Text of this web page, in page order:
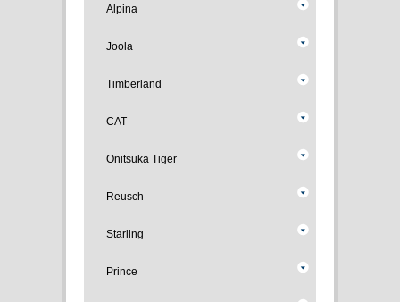
Alpina
Joola
Timberland
CAT
Onitsuka Tiger
Reusch
Starling
Prince